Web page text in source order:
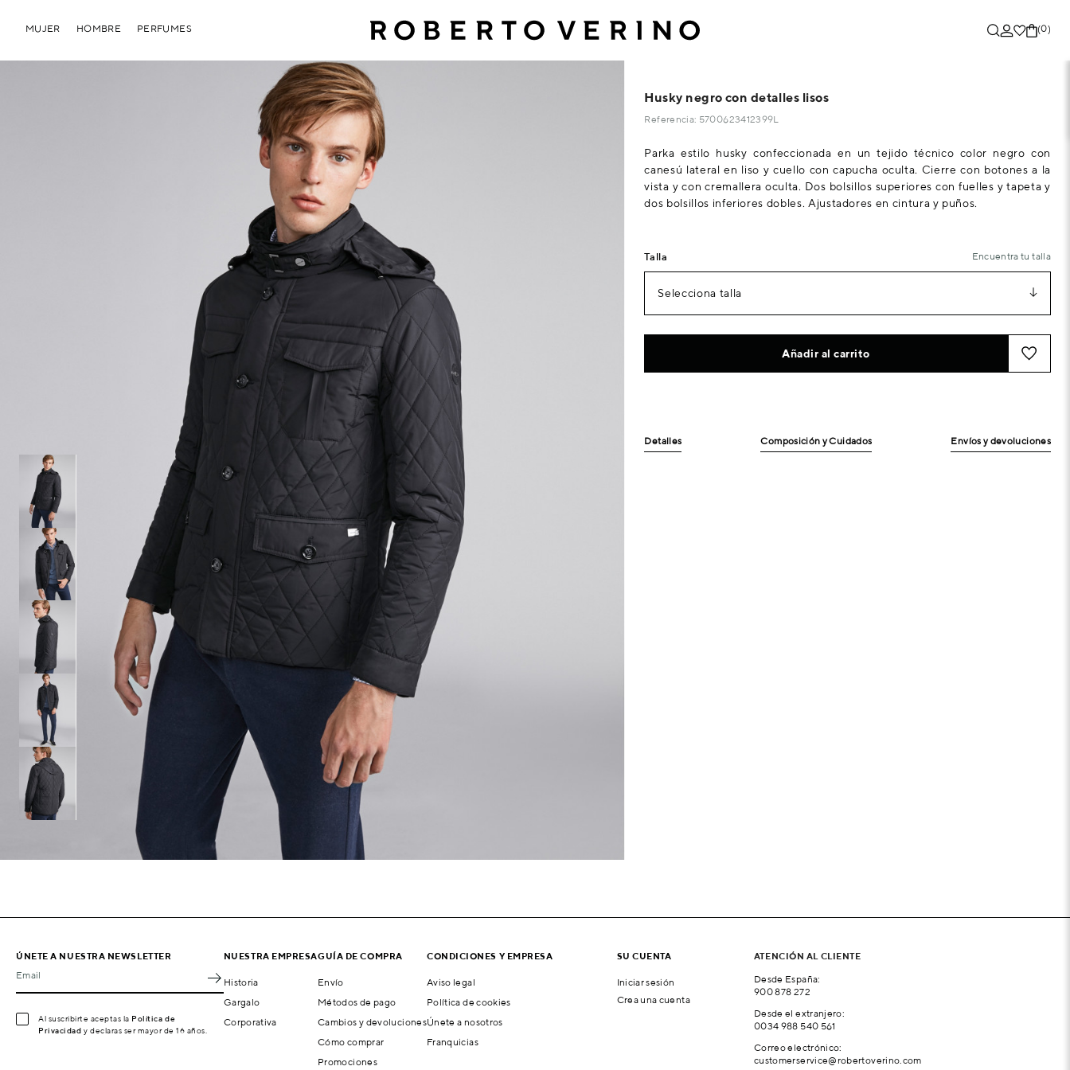
(0)
MUJER HOMBRE PERFUMES
Husky negro con detalles lisos
Referencia: 5700623412399L
Parka estilo husky confeccionada en un tejido técnico color negro con
canesú lateral en liso y cuello con capucha oculta. Cierre con botones a la
vista y con cremallera oculta. Dos bolsillos superiores con fuelles y tapeta y
dos bolsillos inferiores dobles. Ajustadores en cintura y puños.
Talla Encuentra tu talla
Selecciona talla
Añadir al carrito
Detalles Composición y Cuidados Envíos y devoluciones
ÚNETE A NUESTRA NEWSLETTER
Email
Al suscribirte aceptas la Política de
Privacidad y declaras ser mayor de 16 años.
NUESTRA EMPRESA
Historia
Gargalo
Corporativa
GUÍA DE COMPRA
Envío
Métodos de pago
Cambios y devoluciones
Cómo comprar
Promociones
CONDICIONES Y EMPRESA
Aviso legal
Política de cookies
Únete a nosotros
Franquicias
SU CUENTA
Iniciar sesión
Crea una cuenta
ATENCIÓN AL CLIENTE
Desde España:
900 878 272
Desde el extranjero:
0034 988 540 561
Correo electrónico:
customerservice@robertoverino.com